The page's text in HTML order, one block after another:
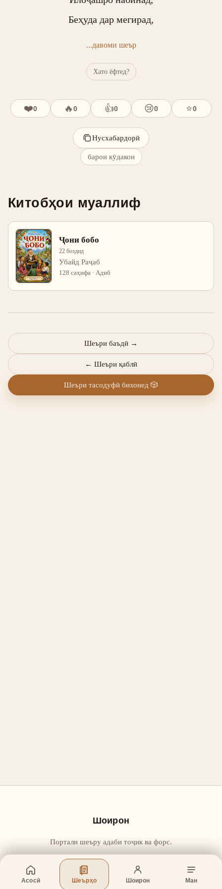
Асосӣ Шеърҳо Шоирон Ман
Беҳуда дар мегирад,
...давоми шеър
Хато ёфтед?
❤️0 🔥0 👍0 😢0 ⭐0
Нусхабардорӣ
барои кӯдакон
Китобҳои муаллиф
Ҷони бобо
22 боздид
Убайд Раҷаб
128 саҳифа · Адиб
← Шеъри қаблӣ
Шеъри баъдӣ →
Шеъри тасодуфӣ бихонед 🎲
Шоирон
Портали шеъру адаби тоҷик ва форс.